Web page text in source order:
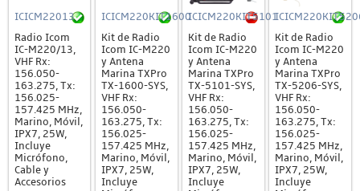
ICICM22013
Radio Icom
IC-M220/13,
VHF Rx:
156.050-
163.275, Tx:
156.025-
157.425 MHz,
Marino, Móvil,
IPX7, 25W,
Incluye
Micrófono,
Cable y
Accesorios
ICICM220KIT1600
Kit de Radio
Icom IC-M220
y Antena
Marina TXPro
TX-1600-SYS,
VHF Rx:
156.050-
163.275, Tx:
156.025-
157.425 MHz,
Marino, Móvil,
IPX7, 25W,
Incluye
ICICM220KIT5101
Kit de Radio
Icom IC-M220
y Antena
Marina TXPro
TX-5101-SYS,
VHF Rx:
156.050-
163.275, Tx:
156.025-
157.425 MHz,
Marino, Móvil,
IPX7, 25W,
Incluye
Kit de Radio
Icom IC-M220
y Antena
Marina TXPro
TX-5206-SYS,
VHF Rx:
156.050-
163.275, Tx:
156.025-
157.425 MHz,
Marino, Móvil,
IPX7, 25W,
Incluye